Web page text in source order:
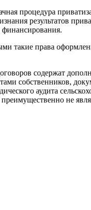
процедура
результатов
финансирования.
такие права
содержат
собственников,
аудита
не